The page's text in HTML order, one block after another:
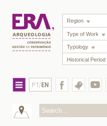
Region
Type of Work
Typology
Historical Period
PT/EN